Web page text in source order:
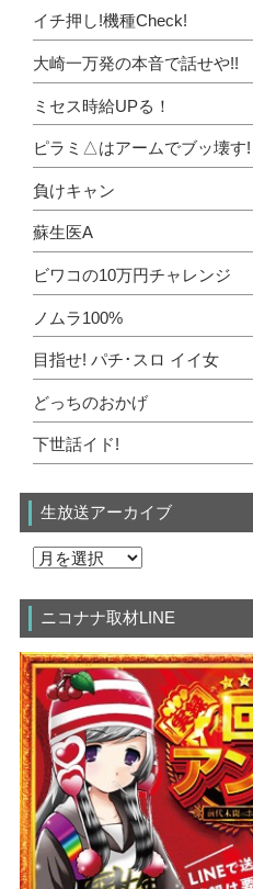
イチ押し!機種Check!
大崎一万発の本音で話せや!!
ミセス時給UPる！
ピラミ△はアームでブッ壊す!
負けキャン
蘇生医A
ビワコの10万円チャレンジ
ノムラ100%
目指せ! パチ･スロ イイ女
どっちのおかげ
下世話イド!
生放送アーカイブ
ニコナナ取材LINE